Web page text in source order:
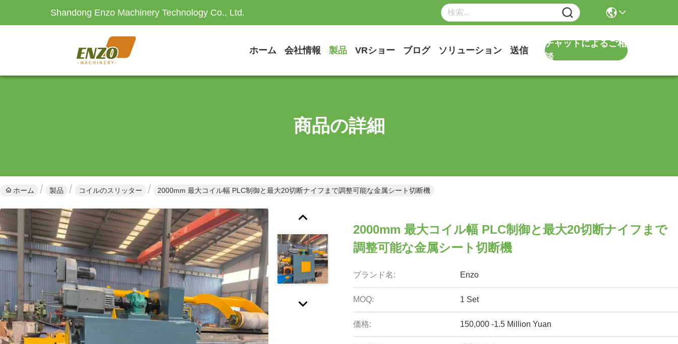
Shandong Enzo Machinery Technology Co., Ltd.
ホーム 会社情報 製品 VRショー ブログ ソリューション 送信
チャットによるご相
談
商品の詳細
ホーム 製品 コイルのスリッター 2000mm 最大コイル幅 PLC制御と最大20切断ナイフまで調整可能な金属シート切断機
2000mm 最大コイル幅 PLC制御と最大20切断ナイフまで
調整可能な金属シート切断機
ブランド名: Enzo
MOQ: 1 Set
価格: 150,000 -1.5 Million Yuan